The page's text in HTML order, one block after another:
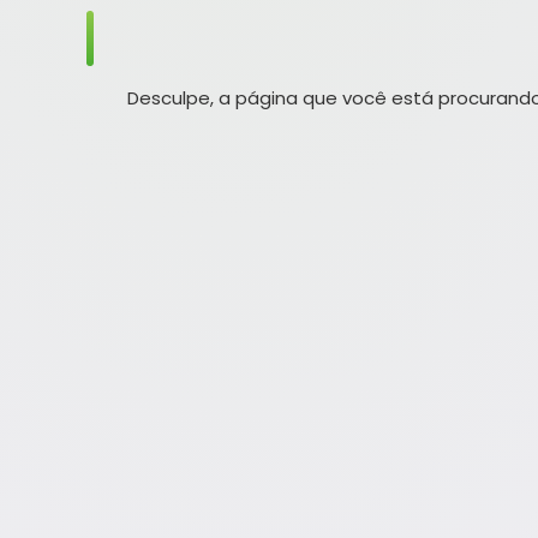
Desculpe, a página que você está